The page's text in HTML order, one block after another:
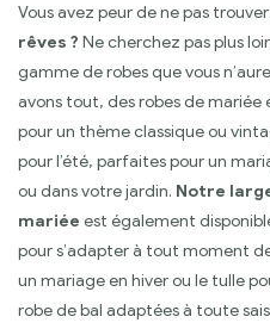
Vous avez peur de ne pas trouver
rêves ? Ne cherchez pas plus
gamme de robes que vous
avons tout, des robes de mariée
pour un thème classique ou
pour l’été, parfaites pour un
ou dans votre jardin. Notre
mariée est également
pour s’adapter à tout moment
un mariage en hiver ou le tulle
robe de bal adaptées à toute